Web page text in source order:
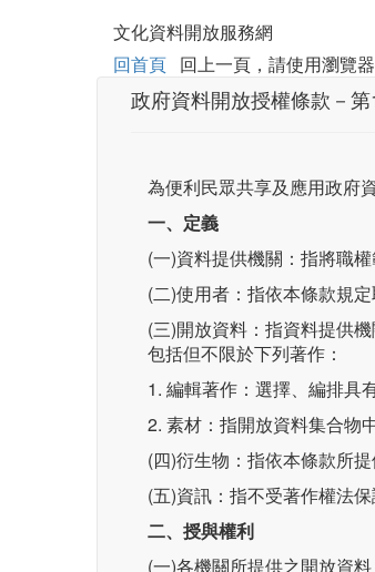
文化資料開放服務網
回首頁 回上一頁，請使用瀏覽
政府資料開放授權條款－第
為便利民眾共享及應用政府
一、定義
(一)資料提供機關：指將職
(二)使用者：指依本條款規
(三)開放資料：指資料提供
包括但不限於下列著作：
1. 編輯著作：選擇、編排具
2. 素材：指開放資料集合物
(四)衍生物：指依本條款所
(五)資訊：指不受著作權法
二、授與權利
(一)各機關所提供之開放資